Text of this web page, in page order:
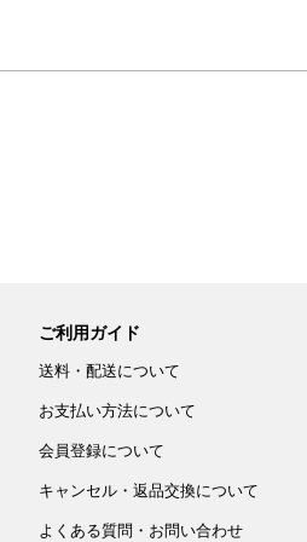
ご利用ガイド
送料・配送について
お支払い方法について
会員登録について
キャンセル・返品交換について
よくある質問・お問い合わせ